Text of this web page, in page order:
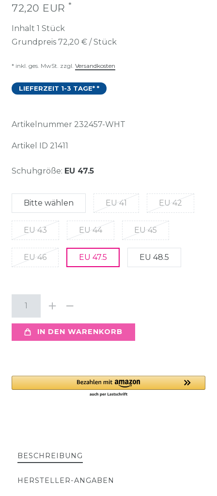
72,20 EUR *
Inhalt 1 Stück
Grundpreis 72,20 € / Stück
* inkl. ges. MwSt. zzgl. Versandkosten
LIEFERZEIT 1-3 TAGE* *
Artikelnummer 232457-WHT
Artikel ID 21411
Schuhgröße: EU 47.5
Bitte wählen EU 41 EU 42
EU 43 EU 44 EU 45
EU 46 EU 47.5 EU 48.5
IN DEN WARENKORB
BESCHREIBUNG
HERSTELLER-ANGABEN